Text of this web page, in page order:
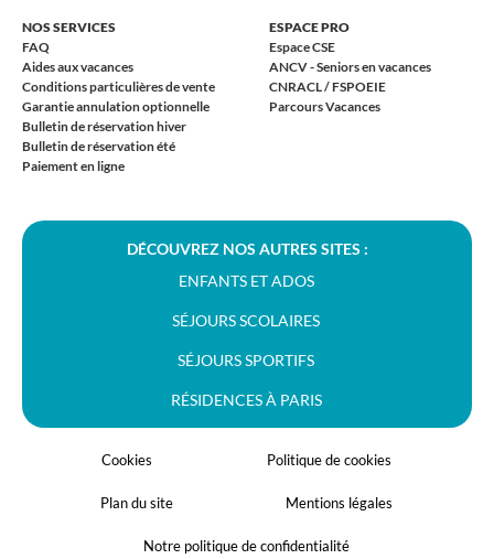
NOS SERVICES
FAQ
Aides aux vacances
Conditions particulières de vente
Garantie annulation optionnelle
Bulletin de réservation hiver
Bulletin de réservation été
Paiement en ligne
ESPACE PRO
Espace CSE
ANCV - Seniors en vacances
CNRACL / FSPOEIE
Parcours Vacances
DÉCOUVREZ NOS AUTRES SITES :
ENFANTS ET ADOS
SÉJOURS SCOLAIRES
SÉJOURS SPORTIFS
RÉSIDENCES À PARIS
Cookies Politique de cookies
Plan du site Mentions légales
Notre politique de confidentialité